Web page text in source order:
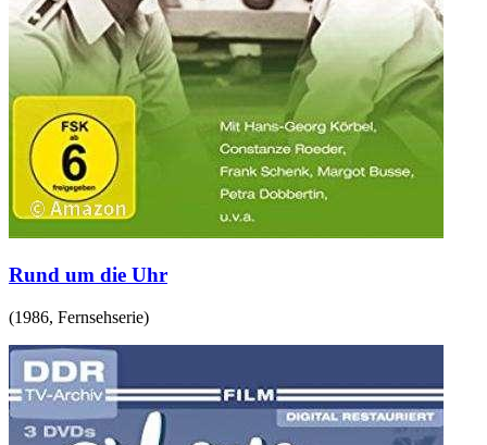
Rund um die Uhr
(1986, Fernsehserie)